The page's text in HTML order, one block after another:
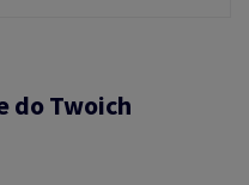
do Twoich